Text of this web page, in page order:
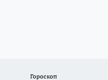
Гороскоп